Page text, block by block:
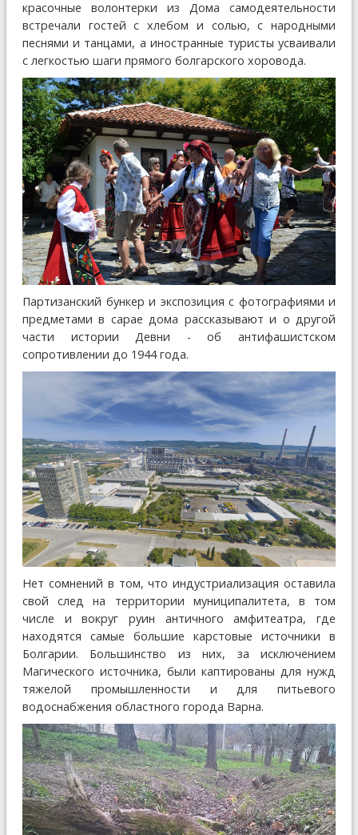
красочные волонтерки из Дома самодеятельности
встречали гостей с хлебом и солью, с народными
песнями и танцами, а иностранные туристы усваивали
с легкостью шаги прямого болгарского хоровода.
Партизанский бункер и экспозиция с фотографиями и
предметами в сарае дома рассказывают и о другой
части истории Девни - об антифашистском
сопротивлении до 1944 года.
Нет сомнений в том, что индустриализация оставила
свой след на территории муниципалитета, в том
числе и вокруг руин античного амфитеатра, где
находятся самые большие карстовые источники в
Болгарии. Большинство из них, за исключением
Магического источника, были каптированы для нужд
тяжелой промышленности и для питьевого
водоснабжения областного города Варна.